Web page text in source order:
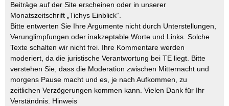
Beiträge auf der Site erscheinen oder in unserer
Monatszeitschrift „Tichys Einblick“.
Bitte entwerten Sie Ihre Argumente nicht durch Unterstellungen,
Verunglimpfungen oder inakzeptable Worte und Links. Solche
Texte schalten wir nicht frei. Ihre Kommentare werden
moderiert, da die juristische Verantwortung bei TE liegt. Bitte
verstehen Sie, dass die Moderation zwischen Mitternacht und
morgens Pause macht und es, je nach Aufkommen, zu
zeitlichen Verzögerungen kommen kann. Vielen Dank für Ihr
Verständnis. Hinweis